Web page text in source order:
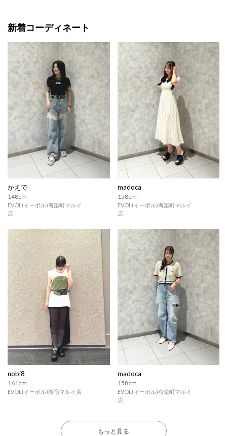
新着コーディネート
かえで
148cm
EVOL(イーボル)有楽町マルイ
店
madoca
158cm
EVOL(イーボル)有楽町マルイ
店
nobi8
161cm
EVOL(イーボル)新宿マルイ店
madoca
158cm
EVOL(イーボル)有楽町マルイ
店
もっと見る